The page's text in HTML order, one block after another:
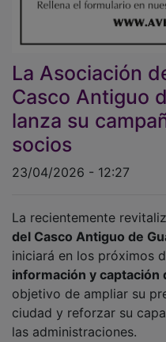
La Asociación
Casco Antiguo
lanza su
socios
23/04/2026 - 12:27
La recientemente
del Casco Antiguo de
iniciará en los próximos
información y captación
objetivo de ampliar su
ciudad y reforzar su
las administraciones.